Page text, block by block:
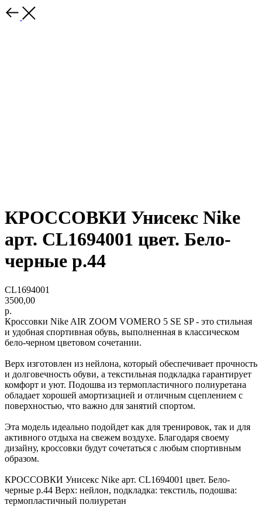
КРОССОВКИ Унисекс Nike
арт. CL1694001 цвет. Бело-
черные р.44
CL1694001
3500,00
р.
Кроссовки Nike AIR ZOOM VOMERO 5 SE SP - это стильная
и удобная спортивная обувь, выполненная в классическом
бело-черном цветовом сочетании.
Верх изготовлен из нейлона, который обеспечивает прочность
и долговечность обуви, а текстильная подкладка гарантирует
комфорт и уют. Подошва из термопластичного полиуретана
обладает хорошей амортизацией и отличным сцеплением с
поверхностью, что важно для занятий спортом.
Эта модель идеально подойдет как для тренировок, так и для
активного отдыха на свежем воздухе. Благодаря своему
дизайну, кроссовки будут сочетаться с любым спортивным
образом.
КРОССОВКИ Унисекс Nike арт. CL1694001 цвет. Бело-
черные р.44 Верх: нейлон, подкладка: текстиль, подошва:
термопластичный полиуретан